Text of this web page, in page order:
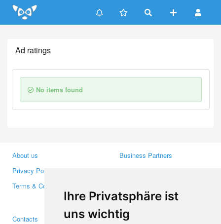
Ihre Privatsphäre ist
uns wichtig
Update cookies preferences
Ad ratings
No items found
About us
Privacy Policy
Terms & Conditions
Business Partners
Media
Contacts
Facebook